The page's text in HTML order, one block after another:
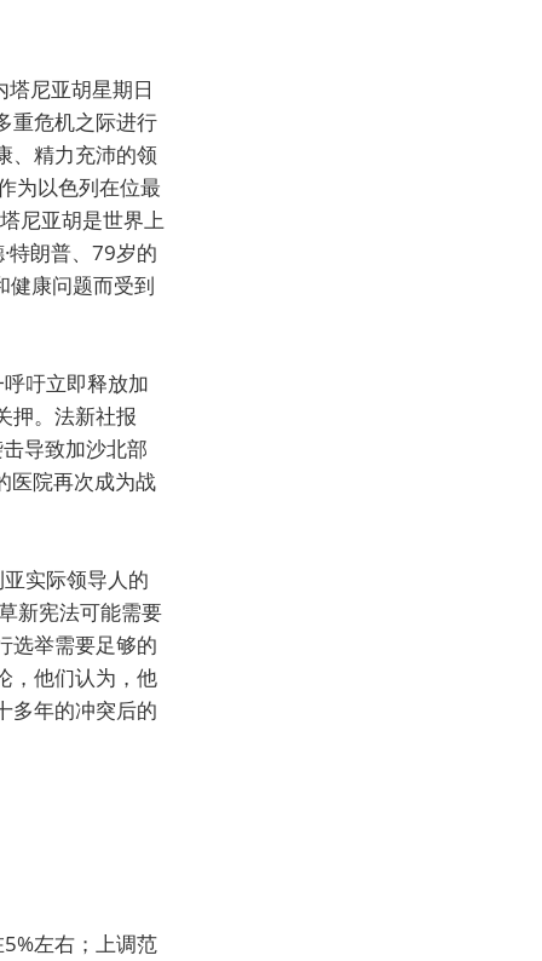
塔尼亚胡星期日
重危机之际进行
、精力充沛的领
为以色列在位最
尼亚胡是世界上
特朗普、79岁的
健康问题而受到
吁立即释放加
押。法新社报
导致加沙北部
医院再次成为战
实际领导人的
新宪法可能需要
选举需要足够的
，他们认为，他
多年的冲突后的
左右；上调范